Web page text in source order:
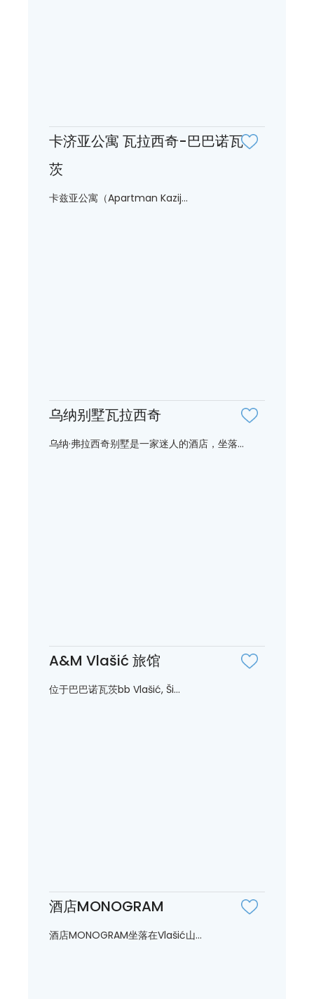
卡济亚公寓 瓦拉西奇-巴巴诺瓦
茨
卡兹亚公寓（Apartman Kazij...
乌纳别墅瓦拉西奇
乌纳·弗拉西奇别墅是一家迷人的酒店，坐落...
A&M Vlašić 旅馆
位于巴巴诺瓦茨bb Vlašić, Ši...
酒店MONOGRAM
酒店MONOGRAM坐落在Vlašić山...